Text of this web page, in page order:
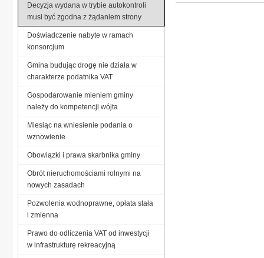
Decyzja wydana w trybie autokontroli
musi być zgodna z żądaniem strony
Doświadczenie nabyte w ramach
konsorcjum
Gmina budując drogę nie działa w
charakterze podatnika VAT
Gospodarowanie mieniem gminy
należy do kompetencji wójta
Miesiąc na wniesienie podania o
wznowienie
Obowiązki i prawa skarbnika gminy
Obrót nieruchomościami rolnymi na
nowych zasadach
Pozwolenia wodnoprawne, opłata stała
i zmienna
Prawo do odliczenia VAT od inwestycji
w infrastrukturę rekreacyjną